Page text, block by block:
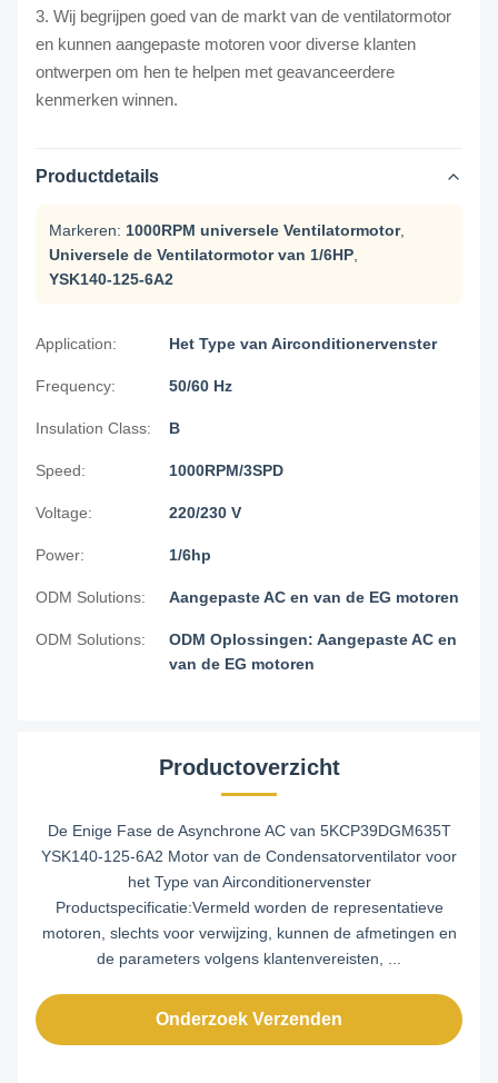
3. Wij begrijpen goed van de markt van de ventilatormotor
en kunnen aangepaste motoren voor diverse klanten
ontwerpen om hen te helpen met geavanceerdere
kenmerken winnen.
Productdetails
Markeren: 1000RPM universele Ventilatormotor,
Universele de Ventilatormotor van 1/6HP
YSK140-125-6A2
Application: Het Type van Airconditionervenster
Frequency: 50/60 Hz
Insulation Class: B
Speed: 1000RPM/3SPD
Voltage: 220/230 V
Power: 1/6hp
ODM Solutions: Aangepaste AC en van de EG motoren
ODM Solutions:
ODM Oplossingen: Aangepaste AC en
van de EG motoren
Productoverzicht
De Enige Fase de Asynchrone AC van 5KCP39DGM635T
YSK140-125-6A2 Motor van de Condensatorventilator voor
het Type van Airconditionervenster
Productspecificatie:Vermeld worden de representatieve
motoren, slechts voor verwijzing, kunnen de afmetingen en
de parameters volgens klantenvereisten, ...
Onderzoek Verzenden